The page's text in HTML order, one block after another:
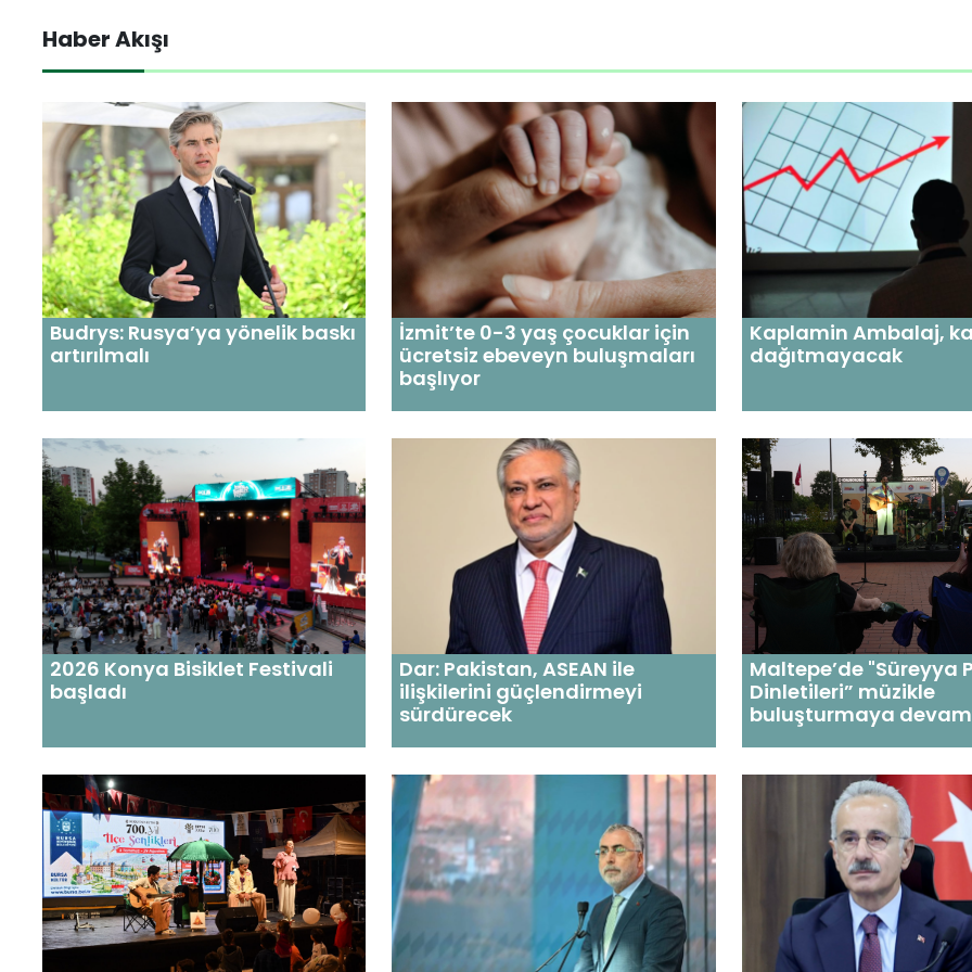
Haber Akışı
Budrys: Rusya’ya yönelik baskı
artırılmalı
İzmit’te 0-3 yaş çocuklar için
ücretsiz ebeveyn buluşmaları
başlıyor
Kaplamin Ambalaj,
dağıtmayacak
2026 Konya Bisiklet Festivali
başladı
Dar: Pakistan, ASEAN ile
ilişkilerini güçlendirmeyi
sürdürecek
Maltepe’de "Süreyya
Dinletileri” müzikle
buluşturmaya